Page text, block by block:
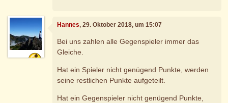
Hannes, 29. Oktober 2018, um 15:07
Bei uns zahlen alle Gegenspieler immer das
Gleiche.
Hat ein Spieler nicht genügend Punkte, werden
seine restlichen Punkte aufgeteilt.
Hat ein Gegenspieler nicht genügend Punkte,